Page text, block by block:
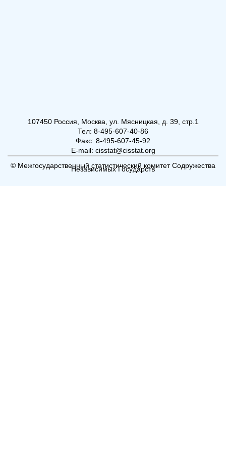
107450 Россия, Москва, ул. Мясницкая, д. 39, стр.1
Тел: 8-495-607-40-86
Факс: 8-495-607-45-92
E-mail: cisstat@cisstat.org
© Межгосударственный статистический комитет Содружества
Независимых Государств